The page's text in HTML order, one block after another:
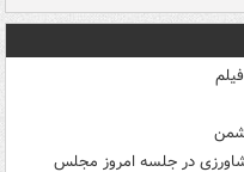
در جلسه امروز مجلس